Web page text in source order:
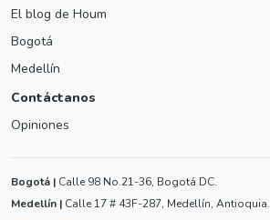
El blog de Houm
Bogotá
Medellín
Contáctanos
Opiniones
Bogotá | Calle 98 No.21-36, Bogotá DC.
Medellín | Calle 17 # 43F-287, Medellín, Antioquia.